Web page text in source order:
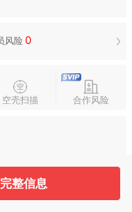
风险 0
空壳扫描 合作风险
整信息